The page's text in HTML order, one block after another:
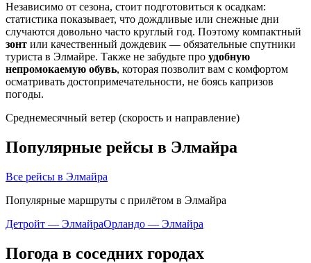
Независимо от сезона, стоит подготовиться к осадкам:
статистика показывает, что дождливые или снежные дни
случаются довольно часто круглый год. Поэтому компактный
зонт или качественный дождевик — обязательные спутники
туриста в Элмайре. Также не забудьте про удобную
непромокаемую обувь, которая позволит вам с комфортом
осматривать достопримечательности, не боясь капризов
погоды.
Среднемесячный ветер (скорость и направление)
Популярные рейсы в Элмайра
Все рейсы в Элмайра
Популярные маршруты с прилётом в Элмайра
Детройт — ЭлмайраОрландо — Элмайра
Погода в соседних городах